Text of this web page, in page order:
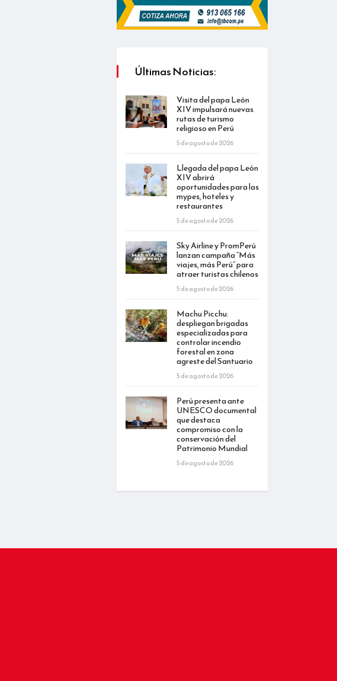
Últimas Noticias:
Visita del papa León
XIV impulsará nuevas
rutas de turismo
religioso en Perú
5 de agosto de 2026
Llegada del papa León
XIV abrirá
oportunidades para las
mypes, hoteles y
restaurantes
5 de agosto de 2026
Sky Airline y PromPerú
lanzan campaña “Más
viajes, más Perú” para
atraer turistas chilenos
5 de agosto de 2026
Machu Picchu:
despliegan brigadas
especializadas para
controlar incendio
forestal en zona
agreste del Santuario
5 de agosto de 2026
Perú presenta ante
UNESCO documental
que destaca
compromiso con la
conservación del
Patrimonio Mundial
5 de agosto de 2026